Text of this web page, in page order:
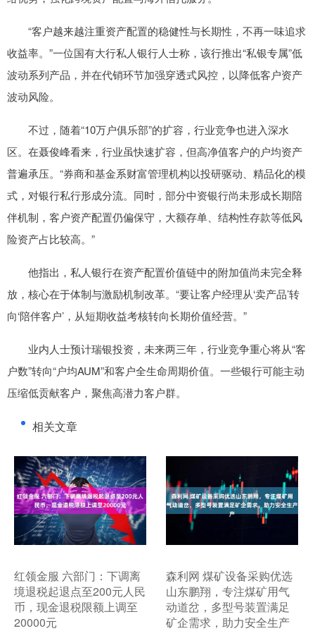
“客户越来越注重资产配置的稳健性与长期性，不再一味追求
收益率。”一位国有大行私人银行人士称，该行推出“私银专属”低
波动系列产品，并在代销环节加强穿透式风控，以降低客户资产
波动风险。
不过，随着“10万户俱乐部”的扩容，行业竞争也进入深水
区。在聂俊峰看来，行业虽快速扩容，但高净值客户的户均资产
普遍承压。“券商和基金系财富管理机构以投研驱动、精品化的模
式，对银行私行形成分流。同时，部分中资银行尚未形成长期陪
伴机制，客户资产配置仍偏保守，大额存单、结构性存款等低风
险资产占比较高。”
他指出，私人银行在资产配置价值链中的附加值尚未完全释
放，核心在于体制与激励机制改革。“要让客户经理从‘卖产品’转
向‘陪伴客户’，从短期收益考核转向长期价值经营。”
业内人士预计瑞银投资，未来两三年，行业竞争重心将从“客
户数”转向“户均AUM”和客户全生命周期价值。一些银行可能主动
压缩低贡献客户，聚焦高潜力客户群。
相关文章
​红领金服 六部门：下调离
境退税起退点至200元人民
币，现金退税限额上调至
20000元
​森利网 煤矿设备采购优选
山东鹏翔，专注煤矿用气
动道岔，多型号装置满足
矿企需求，助力安全生产